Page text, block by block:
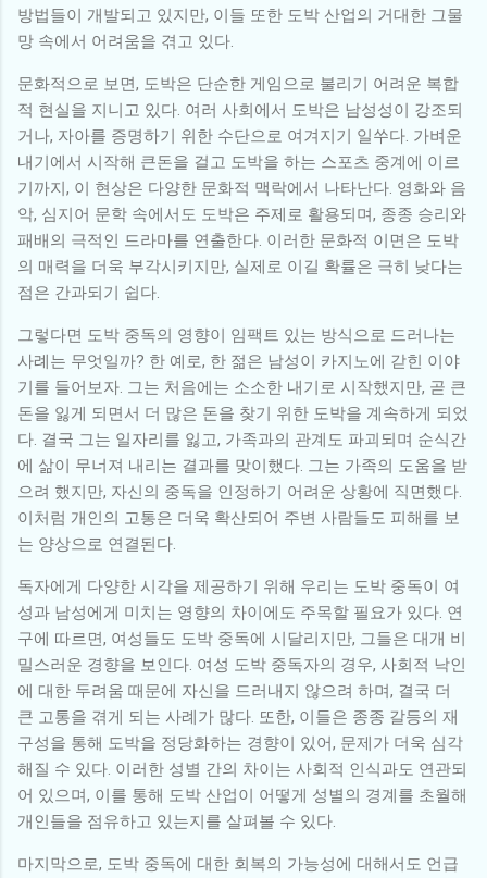
방법들이 개발되고 있지만, 이들 또한 도박 산업의 거대한 그물
망 속에서 어려움을 겪고 있다.
문화적으로 보면, 도박은 단순한 게임으로 불리기 어려운 복합
적 현실을 지니고 있다. 여러 사회에서 도박은 남성성이 강조되
거나, 자아를 증명하기 위한 수단으로 여겨지기 일쑤다. 가벼운
내기에서 시작해 큰돈을 걸고 도박을 하는 스포츠 중계에 이르
기까지, 이 현상은 다양한 문화적 맥락에서 나타난다. 영화와 음
악, 심지어 문학 속에서도 도박은 주제로 활용되며, 종종 승리와
패배의 극적인 드라마를 연출한다. 이러한 문화적 이면은 도박
의 매력을 더욱 부각시키지만, 실제로 이길 확률은 극히 낮다는
점은 간과되기 쉽다.
그렇다면 도박 중독의 영향이 임팩트 있는 방식으로 드러나는
사례는 무엇일까? 한 예로, 한 젊은 남성이 카지노에 갇힌 이야
기를 들어보자. 그는 처음에는 소소한 내기로 시작했지만, 곧 큰
돈을 잃게 되면서 더 많은 돈을 찾기 위한 도박을 계속하게 되었
다. 결국 그는 일자리를 잃고, 가족과의 관계도 파괴되며 순식간
에 삶이 무너져 내리는 결과를 맞이했다. 그는 가족의 도움을 받
으려 했지만, 자신의 중독을 인정하기 어려운 상황에 직면했다.
이처럼 개인의 고통은 더욱 확산되어 주변 사람들도 피해를 보
는 양상으로 연결된다.
독자에게 다양한 시각을 제공하기 위해 우리는 도박 중독이 여
성과 남성에게 미치는 영향의 차이에도 주목할 필요가 있다. 연
구에 따르면, 여성들도 도박 중독에 시달리지만, 그들은 대개 비
밀스러운 경향을 보인다. 여성 도박 중독자의 경우, 사회적 낙인
에 대한 두려움 때문에 자신을 드러내지 않으려 하며, 결국 더
큰 고통을 겪게 되는 사례가 많다. 또한, 이들은 종종 갈등의 재
구성을 통해 도박을 정당화하는 경향이 있어, 문제가 더욱 심각
해질 수 있다. 이러한 성별 간의 차이는 사회적 인식과도 연관되
어 있으며, 이를 통해 도박 산업이 어떻게 성별의 경계를 초월해
개인들을 점유하고 있는지를 살펴볼 수 있다.
마지막으로, 도박 중독에 대한 회복의 가능성에 대해서도 언급